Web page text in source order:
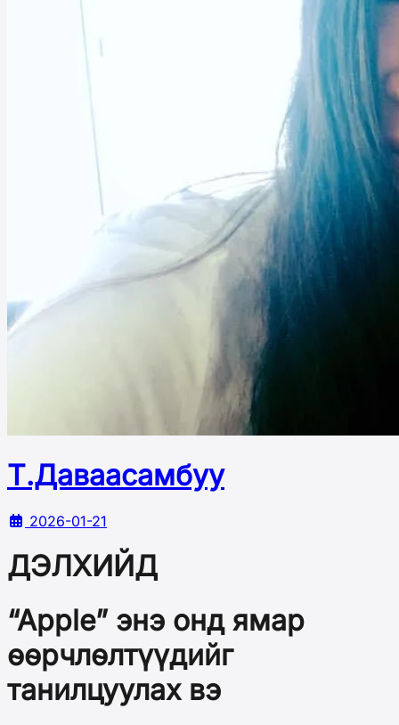
Т.Даваасамбуу
2026-01-21
ДЭЛХИЙД
“Apple” энэ онд ямар
өөрчлөлтүүдийг
танилцуулах вэ